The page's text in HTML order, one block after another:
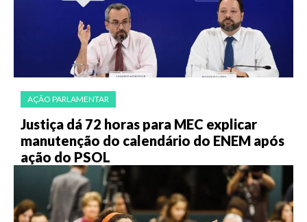
AÇÃO PARLAMENTAR
Justiça dá 72 horas para MEC explicar
manutenção do calendário do ENEM após
ação do PSOL